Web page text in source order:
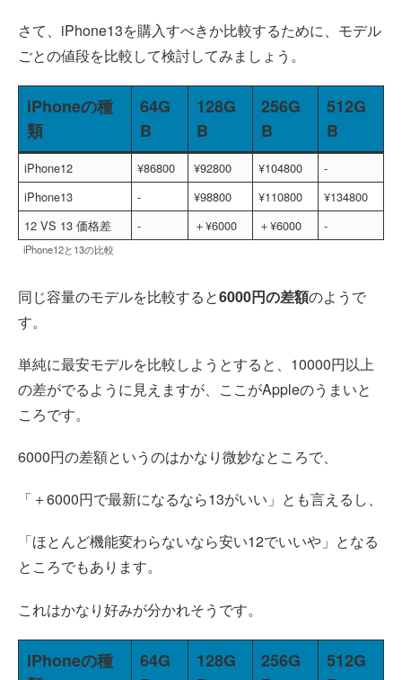
さて、iPhone13を購入すべきか比較するために、モデル
ごとの値段を比較して検討してみましょう。
iPhoneの種
類
64G
B
128G
B
256G
B
512G
B
iPhone12 ¥86800 ¥92800 ¥104800
-
iPhone13
- ¥98800 ¥110800
¥134800
12 VS 13 価格差
- ＋¥6000 ＋¥6000 -
iPhone12と13の比較
同じ容量のモデルを比較すると6000円の差額のようで
す。
単純に最安モデルを比較しようとすると、10000円以上
の差がでるように見えますが、ここがAppleのうまいと
ころです。
6000円の差額というのはかなり微妙なところで、
「＋6000円で最新になるなら13がいい」とも言えるし、
「ほとんど機能変わらないなら安い12でいいや」となる
ところでもあります。
これはかなり好みが分かれそうです。
iPhoneの種
64G
128G
256G
512G